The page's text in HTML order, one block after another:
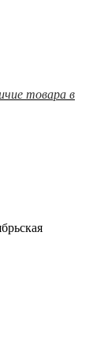
товара в